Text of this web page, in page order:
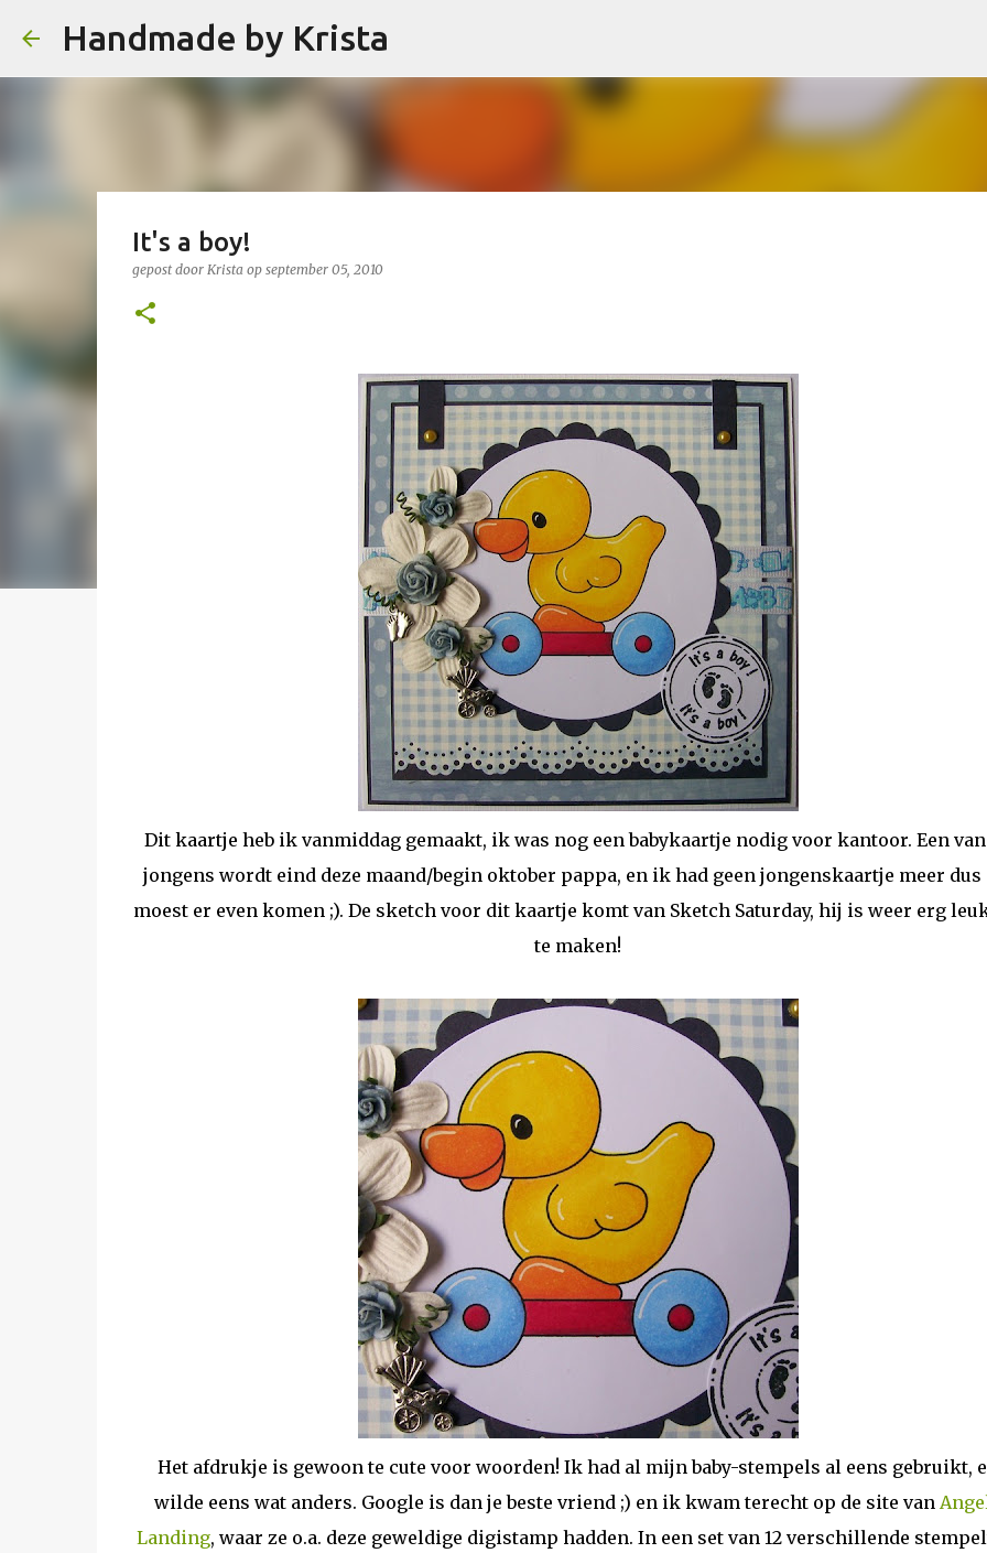
Handmade by Krista
It's a boy!
gepost door Krista op september 05, 2010
Dit kaartje heb ik vanmiddag gemaakt, ik was nog een babykaartje nodig voor kantoor. Een
jongens wordt eind deze maand/begin oktober pappa, en ik had geen jongenskaartje meer dus
moest er even komen ;). De sketch voor dit kaartje komt van Sketch Saturday, hij is weer erg
te maken!
Het afdrukje is gewoon te cute voor woorden! Ik had al mijn baby-stempels al eens gebruikt,
wilde eens wat anders. Google is dan je beste vriend ;) en ik kwam terecht op de site van
Landing, waar ze o.a. deze geweldige digistamp hadden. In een set van 12 verschillende